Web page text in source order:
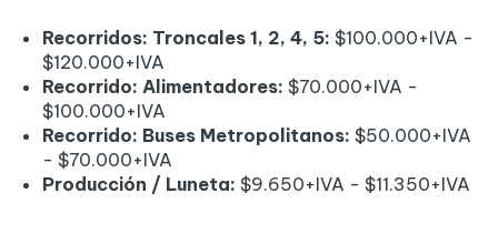
Recorridos: Troncales 1, 2, 4, 5: $100.000+IVA -
$120.000+IVA
Recorrido: Alimentadores: $70.000+IVA -
$100.000+IVA
Recorrido: Buses Metropolitanos: $50.000+IVA
- $70.000+IVA
Producción / Luneta: $9.650+IVA - $11.350+IVA